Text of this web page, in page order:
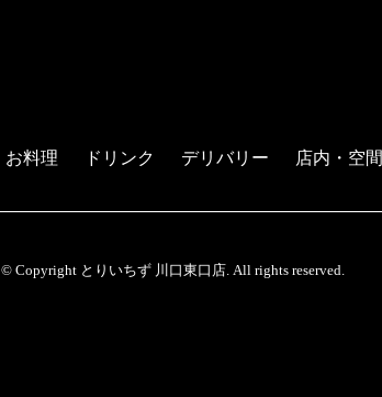
お料理 ドリンク デリバリー 店内・空間
© Copyright とりいちず 川口東口店. All rights reserved.